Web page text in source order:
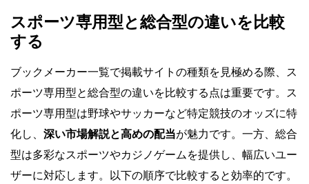
スポーツ専用型と総合型の違いを比較
する
ブックメーカー一覧で掲載サイトの種類を見極める際、ス
ポーツ専用型と総合型の違いを比較する点は重要です。ス
ポーツ専用型は野球やサッカーなど特定競技のオッズに特
化し、 深い市場解説と高めの配当が魅力です。一方、総合
型は多彩なスポーツやカジノゲームを提供し、幅広いユー
ザーに対応します。以下の順序で比較すると効率的です。